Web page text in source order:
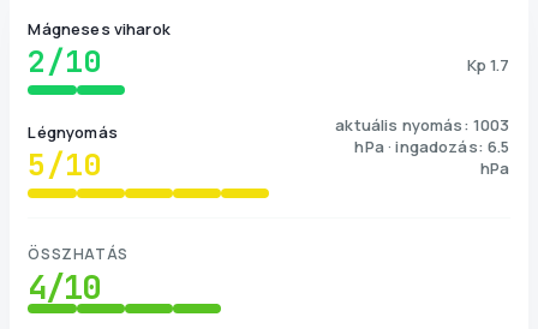
Mágneses viharok
2/10 Kp 1.7
Légnyomás
5/10
aktuális nyomás: 1003
hPa · ingadozás: 6.5
hPa
ÖSSZHATÁS
4/10